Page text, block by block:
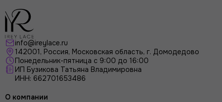
info@ireylace.ru
142001, Россия, Московская область, г. Домодедово
Понедельник-пятница с 9:00 до 16:00
ИП Бузикова Татьяна Владимировна
ИНН: 662701653486
О компании